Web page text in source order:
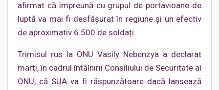
afirmat că împreună cu grupul de portavioane de
luptă va mai fi desfășurat în regiune și un efectiv
de aproximativ 6.500 de soldați.
Trimisul rus la ONU Vasily Nebenzya a declarat
marți, în cadrul întâlnirii Consiliului de Securitate al
ONU, că SUA va fi răspunzătoare dacă lansează